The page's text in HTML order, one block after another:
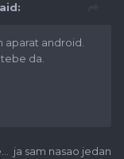
aparat android.
da.
ja sam nasao jedan